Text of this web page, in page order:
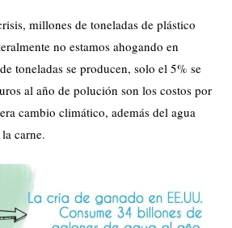
millones de toneladas de plástico
no estamos ahogando en
toneladas se producen, solo el 5% se
al año de polución son los costos por
cambio climático, además del agua
carne.